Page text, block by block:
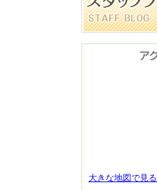
大きな地図で見る